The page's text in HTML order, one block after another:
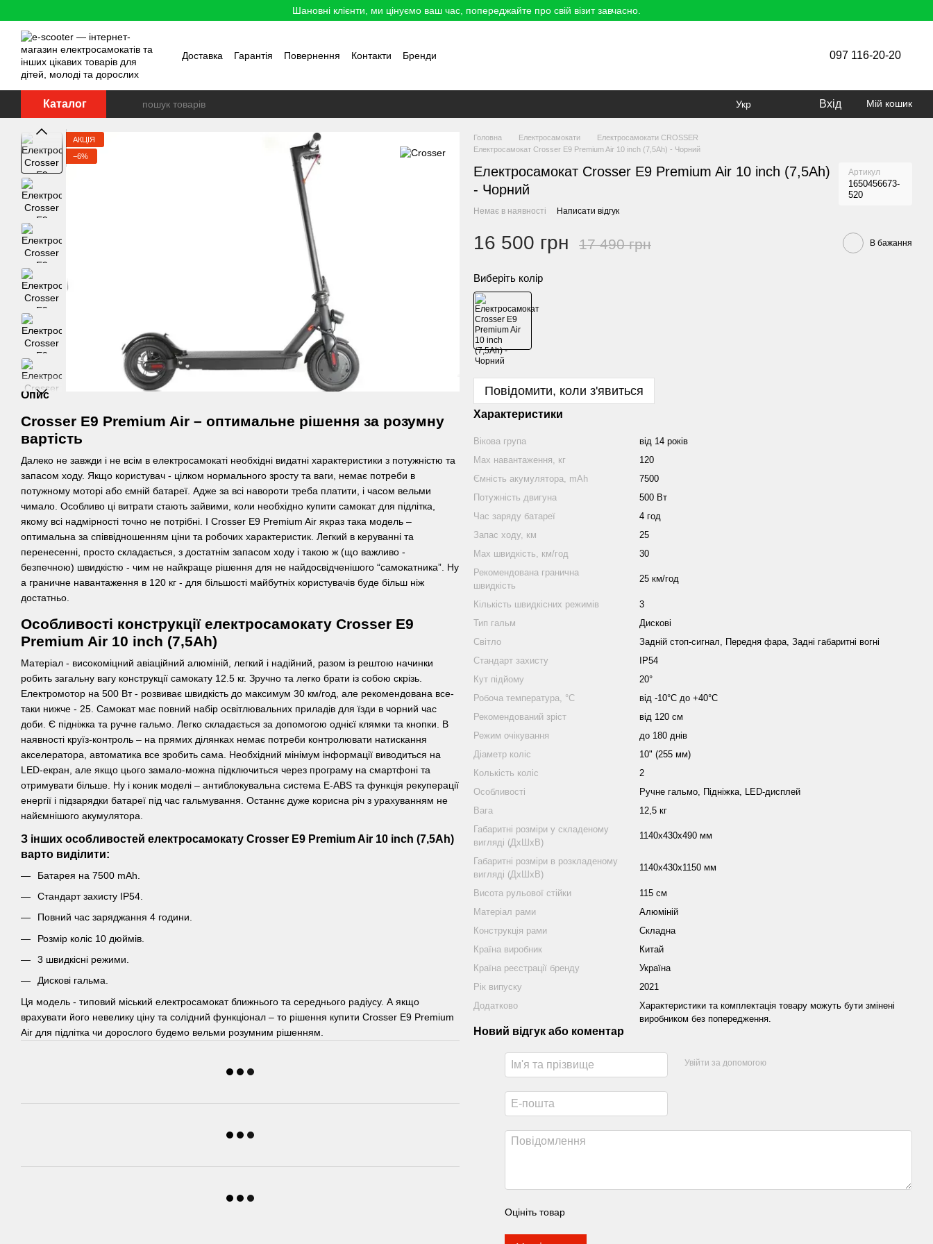
Шановні клієнти, ми цінуємо ваш час, попереджайте про свій візит завчасно.
Доставка Гарантія Повернення Контакти Бренди 097 116-20-20
Каталог Укр Вхід Мій кошик
АКЦІЯ
−6%
Опис
Crosser E9 Premium Air – оптимальне рішення за розумну
вартість
Далеко не завжди і не всім в електросамокаті необхідні видатні характеристики з потужністю та
запасом ходу. Якщо користувач - цілком нормального зросту та ваги, немає потреби в
потужному моторі або ємній батареї. Адже за всі навороти треба платити, і часом вельми
чимало. Особливо ці витрати стають зайвими, коли необхідно купити самокат для підлітка,
якому всі надмірності точно не потрібні. І Crosser E9 Premium Air якраз така модель –
оптимальна за співвідношенням ціни та робочих характеристик. Легкий в керуванні та
перенесенні, просто складається, з достатнім запасом ходу і такою ж (що важливо -
безпечною) швидкістю - чим не найкраще рішення для не найдосвідченішого “самокатника”. Ну
а граничне навантаження в 120 кг - для більшості майбутніх користувачів буде більш ніж
достатньо.
Особливості конструкції електросамокату Crosser E9
Premium Air 10 inch (7,5Ah)
Матеріал - високоміцний авіаційний алюміній, легкий і надійний, разом із рештою начинки
робить загальну вагу конструкції самокату 12.5 кг. Зручно та легко брати із собою скрізь.
Електромотор на 500 Вт - розвиває швидкість до максимум 30 км/год, але рекомендована все-
таки нижче - 25. Самокат має повний набір освітлювальних приладів для їзди в чорний час
доби. Є підніжка та ручне гальмо. Легко складається за допомогою однієї клямки та кнопки. В
наявності круїз-контроль – на прямих ділянках немає потреби контролювати натискання
акселератора, автоматика все зробить сама. Необхідний мінімум інформації виводиться на
LED-екран, але якщо цього замало-можна підключиться через програму на смартфоні та
отримувати більше. Ну і коник моделі – антиблокувальна система E-ABS та функція рекуперації
енергії і підзарядки батареї під час гальмування. Останнє дуже корисна річ з урахуванням не
найємнішого акумулятора.
З інших особливостей електросамокату Crosser E9 Premium Air 10 inch (7,5Ah)
варто виділити:
Батарея на 7500 mAh.
Стандарт захисту IP54.
Повний час заряджання 4 години.
Розмір коліс 10 дюймів.
3 швидкісні режими.
Дискові гальма.
Ця модель - типовий міський електросамокат ближнього та середнього радіусу. А якщо
врахувати його невелику ціну та солідний функціонал – то рішення купити Crosser E9 Premium
Air для підлітка чи дорослого будемо вельми розумним рішенням.
Головна Електросамокати
Електросамокати CROSSER
Електросамокат Crosser E9 Premium Air 10 inch (7,5Ah) - Чорний
Електросамокат Crosser E9 Premium Air 10 inch (7,5Ah)
- Чорний
Артикул
1650456673-
520
Немає в наявності Написати відгук
16 500 грн 17 490 грн В бажання
Виберіть колір
Повідомити, коли з'явиться
Характеристики
Вікова група
від 14 років
Mаx навантаження, кг
120
Ємність акумулятора, mAh
7500
Потужність двигуна
500 Вт
Час заряду батареї
4 год
Запас ходу, км
25
Маx швидкість, км/год
30
Рекомендована гранична
швидкість
25 км/год
Кількість швидкісних режимів
3
Тип гальм
Дискові
Світло
Задній стоп-сигнал, Передня фара, Задні габаритні вогні
Стандарт захисту
IP54
Кут підйому
20°
Робоча температура, °C
від -10°С до +40°С
Рекомендований зріст
від 120 см
Режим очікування
до 180 днів
Діаметр коліс
10" (255 мм)
Колькість коліс
2
Особливості
Ручне гальмо, Підніжка, LED-дисплей
Вага
12,5 кг
Габаритні розміри у складеному
вигляді (ДхШхВ)
1140х430х490 мм
Габаритні розміри в розкладеному
вигляді (ДхШхВ)
1140х430х1150 мм
Висота рульової стійки
115 см
Матеріал рами
Алюміній
Конструкція рами
Складна
Країна виробник
Китай
Країна реєстрації бренду
Україна
Рік випуску
2021
Додатково
Характеристики та комплектація товару можуть бути змінені
виробником без попередження.
Новий відгук або коментар
Увійти за допомогою
Оцініть товар